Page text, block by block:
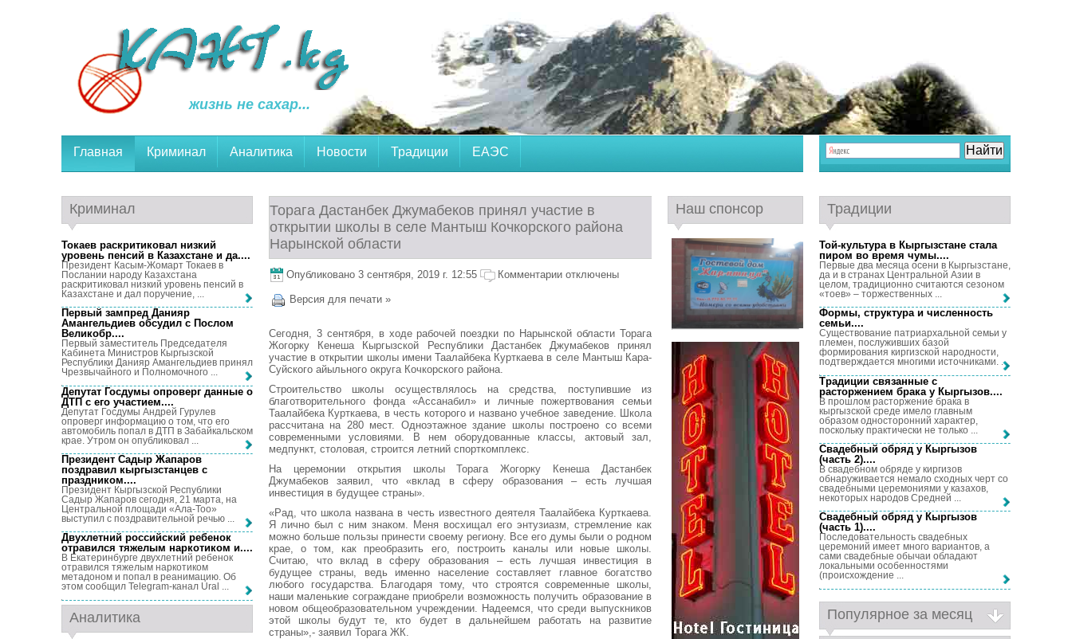
жизнь не сахар...
Главная Криминал Аналитика Новости Традиции ЕАЭС
Торага Дастанбек Джумабеков принял участие в
открытии школы в селе Мантыш Кочкорского района
Нарынской области
Опубликовано 3 сентября, 2019 г. 12:55 Комментарии отключены
Версия для печати »
Сегодня, 3 сентября, в ходе рабочей поездки по Нарынской области Торага
Жогорку Кенеша Кыргызской Республики Дастанбек Джумабеков принял
участие в открытии школы имени Таалайбека Курткаева в селе Мантыш Кара-
Суйского айыльного округа Кочкорского района.
Строительство школы осуществлялось на средства, поступившие из
благотворительного фонда «Ассанабил» и личные пожертвования семьи
Таалайбека Курткаева, в честь которого и названо учебное заведение. Школа
рассчитана на 280 мест. Одноэтажное здание школы построено со всеми
современными условиями. В нем оборудованные классы, актовый зал,
медпункт, столовая, строится летний спорткомплекс.
На церемонии открытия школы Торага Жогорку Кенеша Дастанбек
Джумабеков заявил, что «вклад в сферу образования – есть лучшая
инвестиция в будущее страны».
«Рад, что школа названа в честь известного деятеля Таалайбека Курткаева.
Я лично был с ним знаком. Меня восхищал его энтузиазм, стремление как
можно больше пользы принести своему региону. Все его думы были о родном
крае, о том, как преобразить его, построить каналы или новые школы.
Считаю, что вклад в сферу образования – есть лучшая инвестиция в
будущее страны, ведь именно население составляет главное богатство
любого государства. Благодаря тому, что строятся современные школы,
наши маленькие сограждане приобрели возможность получить образование в
новом общеобразовательном учреждении. Надеемся, что среди выпускников
этой школы будут те, кто будет в дальнейшем работать на развитие
страны»,- заявил Торага ЖК.
Криминал
Токаев раскритиковал низкий
уровень пенсий в Казахстане и да....
Президент Касым-Жомарт Токаев в
Послании народу Казахстана
раскритиковал низкий уровень пенсий в
Казахстане и дал поручение, ...
Первый зампред Данияр
Амангельдиев обсудил с Послом
Великобр....
Первый заместитель Председателя
Кабинета Министров Кыргызской
Республики Данияр Амангельдиев принял
Чрезвычайного и Полномочного ...
Депутат Госдумы опроверг данные о
ДТП с его участием....
Депутат Госдумы Андрей Гурулев
опроверг информацию о том, что его
автомобиль попал в ДТП в Забайкальском
крае. Утром он опубликовал ...
Президент Садыр Жапаров
поздравил кыргызстанцев с
праздником....
Президент Кыргызской Республики
Садыр Жапаров сегодня, 21 марта, на
Центральной площади «Ала-Тоо»
выступил с поздравительной речью ...
Двухлетний российский ребенок
отравился тяжелым наркотиком и....
В Екатеринбурге двухлетний ребенок
отравился тяжелым наркотиком
метадоном и попал в реанимацию. Об
этом сообщил Telegram-канал Ural ...
Аналитика
Наш спонсор Традиции
Той-культура в Кыргызстане стала
пиром во время чумы....
Первые два месяца осени в Кыргызстане,
да и в странах Центральной Азии в
целом, традиционно считаются сезоном
«тоев» – торжественных ...
Формы, структура и численность
семьи....
Существование патриархальной семьи у
племен, послуживших базой
формирования киргизской народности,
подтверждается многими источниками. ...
Традиции связанные с
расторжением брака у Кыргызов....
В прошлом расторжение брака в
кыргызской среде имело главным
образом односторонний характер,
поскольку практически не только ...
Свадебный обряд у Кыргызов
(часть 2)....
В свадебном обряде у киргизов
обнаруживается немало сходных черт со
свадебными церемониями у казахов,
некоторых народов Средней ...
Свадебный обряд у Кыргызов
(часть 1)....
Последовательность свадебных
церемоний имеет много вариантов, а
сами свадебные обычаи обладают
локальными особенностями
(происхождение ...
Популярное за месяц